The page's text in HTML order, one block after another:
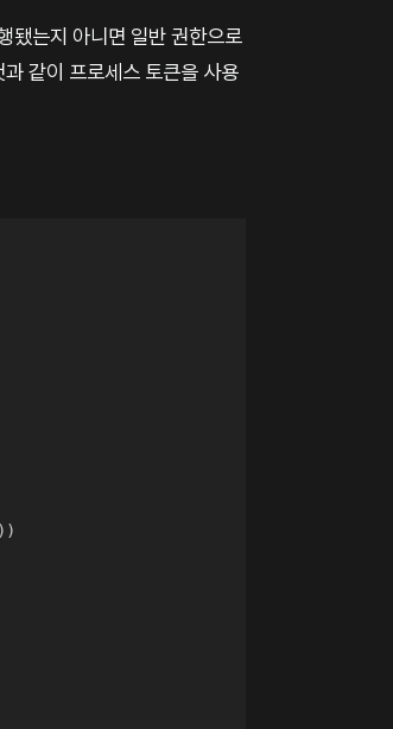
됐는지 아니면 일반 권한으로
같이 프로세스 토큰을 사용
)